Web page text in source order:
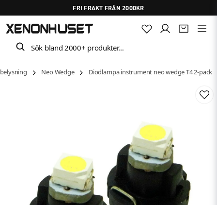
FRI FRAKT FRÅN 2000KR
Sök bland 2000+ produkter…
Neo Wedge Diodlampa instrument neo wedge T4 2-pack